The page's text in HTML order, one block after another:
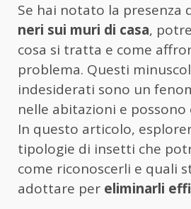
Se hai notato la presenza
neri sui muri di casa,
cosa si tratta e come
problema. Questi
indesiderati sono un
nelle abitazioni e possono
In questo articolo,
tipologie di insetti che
come riconoscerli e quali
adottare per eliminarli